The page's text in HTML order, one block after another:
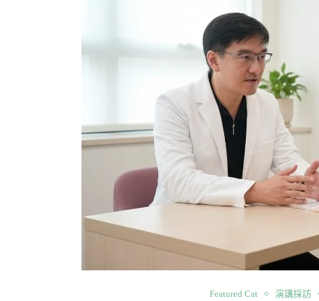
Featured Cat 演講採訪